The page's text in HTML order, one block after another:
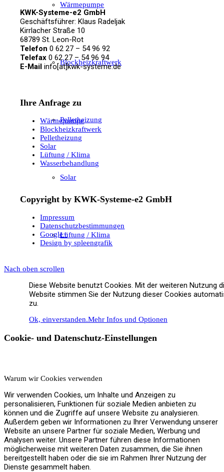
Wärmepumpe
Blockheizkraftwerk
Pelletheizung
Solar
Lüftung / Klima
Wasserbehandlung
Referenzen
Jobs
KWK-Systeme-e2 GmbH
Geschäftsführer: Klaus Radeljak
Kirrlacher Straße 10
68789 St. Leon-Rot
Telefon 0 62 27 – 54 96 92
Telefax 0 62 27 – 54 96 94
E-Mail info[at]kwk-systeme.de
Ihre Anfrage zu
Wärmepumpe
Blockheizkraftwerk
Pelletheizung
Solar
Lüftung / Klima
Wasserbehandlung
Copyright by KWK-Systeme-e2 GmbH
Impressum
Datenschutzbestimmungen
Google+
Design by spleengrafik
Nach oben scrollen
Diese Website benutzt Cookies. Mit der weiteren Nutzung
Website stimmen Sie der Nutzung dieser Cookies
zu.
Ok, einverstanden.Mehr Infos und Optionen
Cookie- und Datenschutz-Einstellungen
Warum wir Cookies verwenden
Wir verwenden Cookies, um Inhalte und Anzeigen zu
personalisieren, Funktionen für soziale Medien anbieten zu
können und die Zugriffe auf unsere Website zu analysieren.
Außerdem geben wir Informationen zu Ihrer Verwendung unserer
Website an unsere Partner für soziale Medien, Werbung und
Analysen weiter. Unsere Partner führen diese Informationen
möglicherweise mit weiteren Daten zusammen, die Sie ihnen
bereitgestellt haben oder die sie im Rahmen Ihrer Nutzung der
Dienste gesammelt haben.